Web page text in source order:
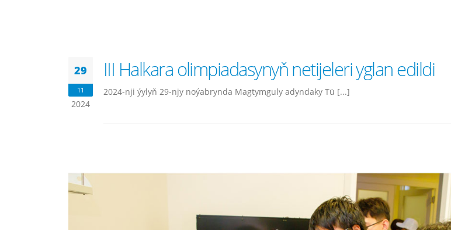
29
11
2024
III Halkara olimpiadasynyň netijeleri yglan edildi
2024-nji ýylyň 29-njy noýabrynda Magtymguly adyndaky Tü [...]